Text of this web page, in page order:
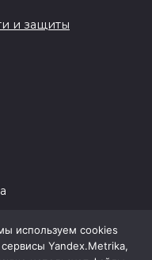
и защиты
используем cookies
Yandex.Metrika,